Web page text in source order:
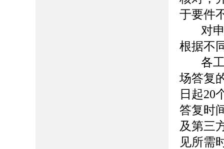
于要件
对
根据不
各
场答复
日起20
答复时
及第三
见所需